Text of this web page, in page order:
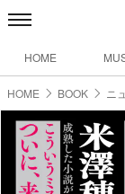
HOME
HOME BOOK ニ